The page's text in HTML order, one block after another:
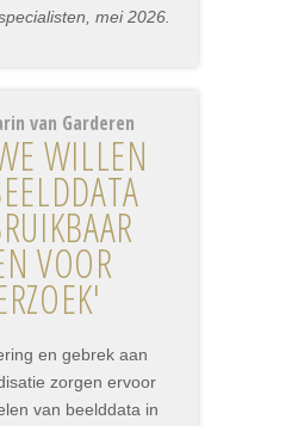
mei 2026.
van Garderen
WILLEN
VOOR
en gebrek aan
zorgen ervoor
van beelddata in